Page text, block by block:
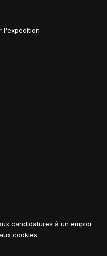
l'expédition
candidatures à un emploi
cookies